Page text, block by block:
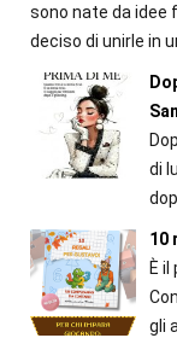
sono nate da idee
deciso di unirle in
di
10
È il
gli